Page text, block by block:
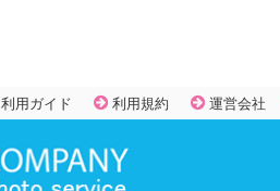
利用ガイド 利用規約 運営会社